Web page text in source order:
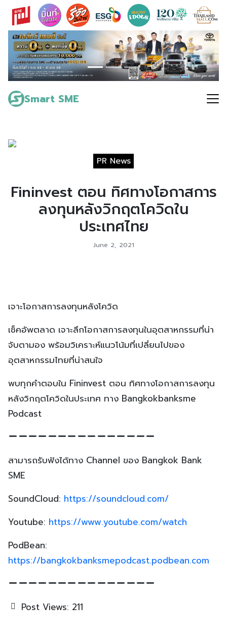
Skip
content
Smart SME
Search
for:
PR News
Fininvest ตอน ทิศทางโอกาสการ
ลงทุนหลังวิกฤตโควิดใน
ประเทศไทย
June 2, 2021
เจาะโอกาสการลงทุนหลังโควิด
เช็คอัพตลาด เจาะลึกโอกาสการลงทุนในอุตสาหกรรมที่น่า
จับตามอง พร้อมวิเคราะห์แนวโน้มที่เปลี่ยนไปของ
อุตสาหกรรมไทยที่น่าสนใจ
พบทุกคำตอบใน Fininvest ตอน ทิศทางโอกาสการลงทุน
หลังวิกฤตโควิดในประเทศ ทาง Bangkokbanksme
Podcast
สามารถรับฟังได้ทาง Channel ของ Bangkok Bank
SME
SoundCloud: https://soundcloud.com/
Youtube: https://www.youtube.com/watch
PodBean:
https://bangkokbanksmepodcast.podbean.com
Post Views: 211